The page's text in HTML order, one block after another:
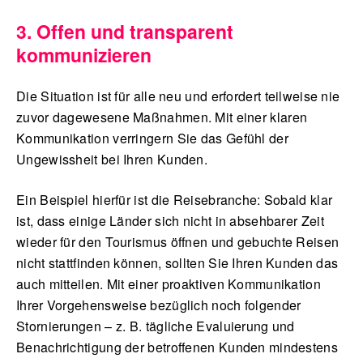
3. Offen und transparent
kommunizieren
Die Situation ist für alle neu und erfordert teilweise nie
zuvor dagewesene Maßnahmen. Mit einer klaren
Kommunikation verringern Sie das Gefühl der
Ungewissheit bei Ihren Kunden.
Ein Beispiel hierfür ist die Reisebranche: Sobald klar
ist, dass einige Länder sich nicht in absehbarer Zeit
wieder für den Tourismus öffnen und gebuchte Reisen
nicht stattfinden können, sollten Sie Ihren Kunden das
auch mitteilen. Mit einer proaktiven Kommunikation
Ihrer Vorgehensweise bezüglich noch folgender
Stornierungen – z. B. tägliche Evaluierung und
Benachrichtigung der betroffenen Kunden mindestens